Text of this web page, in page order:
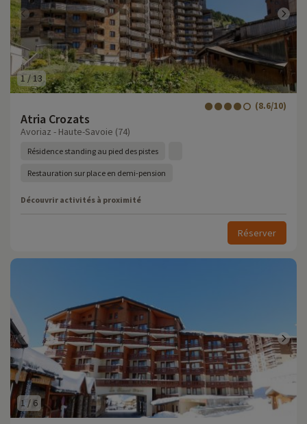
1/13
Atria Crozats
(8.6/10)
Avoriaz - Haute-Savoie (74)
Résidence standing au pied des pistes
Restauration sur place en demi-pension
Découvrir activités à proximité
Réserver
1 /6